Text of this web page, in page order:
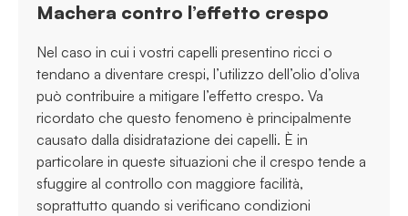
Machera contro l’effetto crespo
Nel caso in cui i vostri capelli presentino ricci o
tendano a diventare crespi, l’utilizzo dell’olio d’oliva
può contribuire a mitigare l’effetto crespo. Va
ricordato che questo fenomeno è principalmente
causato dalla disidratazione dei capelli. È in
particolare in queste situazioni che il crespo tende a
sfuggire al controllo con maggiore facilità,
soprattutto quando si verificano condizioni